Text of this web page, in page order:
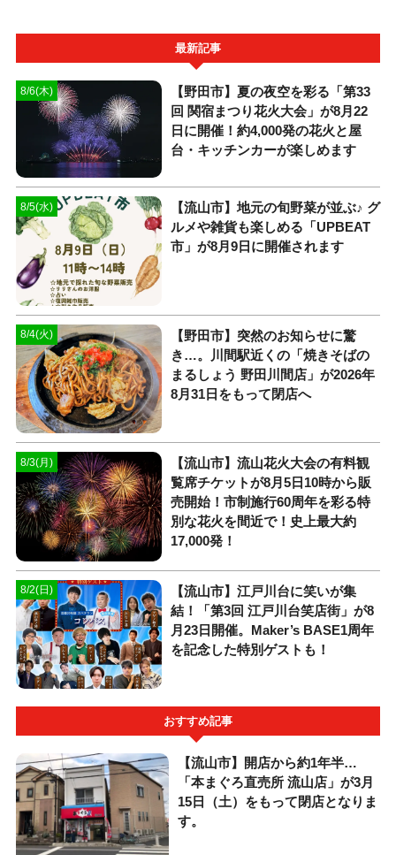
最新記事
8/6(木)
【野田市】夏の夜空を彩る「第33
回 関宿まつり花火大会」が8月22
日に開催！約4,000発の花火と屋
台・キッチンカーが楽しめます
8/5(水)
【流山市】地元の旬野菜が並ぶ♪ グ
ルメや雑貨も楽しめる「UPBEAT
市」が8月9日に開催されます
8/4(火)
【野田市】突然のお知らせに驚
き…。川間駅近くの「焼きそばの
まるしょう 野田川間店」が2026年
8月31日をもって閉店へ
8/3(月)
【流山市】流山花火大会の有料観
覧席チケットが8月5日10時から販
売開始！市制施行60周年を彩る特
別な花火を間近で！史上最大約
17,000発！
8/2(日)
【流山市】江戸川台に笑いが集
結！「第3回 江戸川台笑店街」が8
月23日開催。Maker’s BASE1周年
を記念した特別ゲストも！
おすすめ記事
【流山市】開店から約1年半…
「本まぐろ直売所 流山店」が3月
15日（土）をもって閉店となりま
す。